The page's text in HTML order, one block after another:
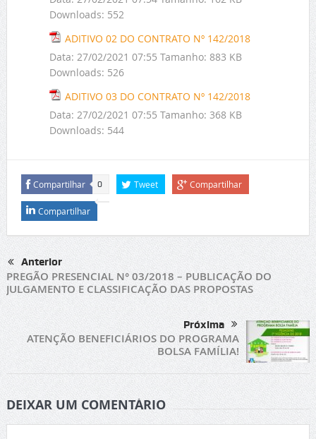
Downloads: 552
ADITIVO 02 DO CONTRATO Nº 142/2018
Data: 27/02/2021 07:55 Tamanho: 883 KB
Downloads: 526
ADITIVO 03 DO CONTRATO Nº 142/2018
Data: 27/02/2021 07:55 Tamanho: 368 KB
Downloads: 544
Compartilhar 0 Tweet Compartilhar
Compartilhar
Anterior
PREGÃO PRESENCIAL N° 03/2018 – PUBLICAÇÃO DO
JULGAMENTO E CLASSIFICAÇÃO DAS PROPOSTAS
Próxima
ATENÇÃO BENEFICIÁRIOS DO PROGRAMA
BOLSA FAMÍLIA!
DEIXAR UM COMENTÁRIO